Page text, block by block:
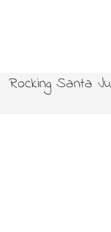
Rocking Santa